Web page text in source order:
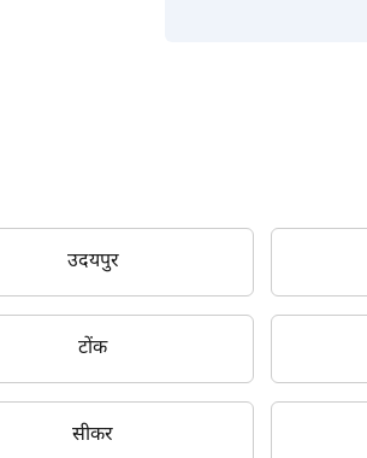
उदयपुर
टोंक
सीकर
मोबाइल नंबर दर्ज करें*
ओटीपी दर्ज करें
पिन कोड दर्ज करें*
Also interested in other loans